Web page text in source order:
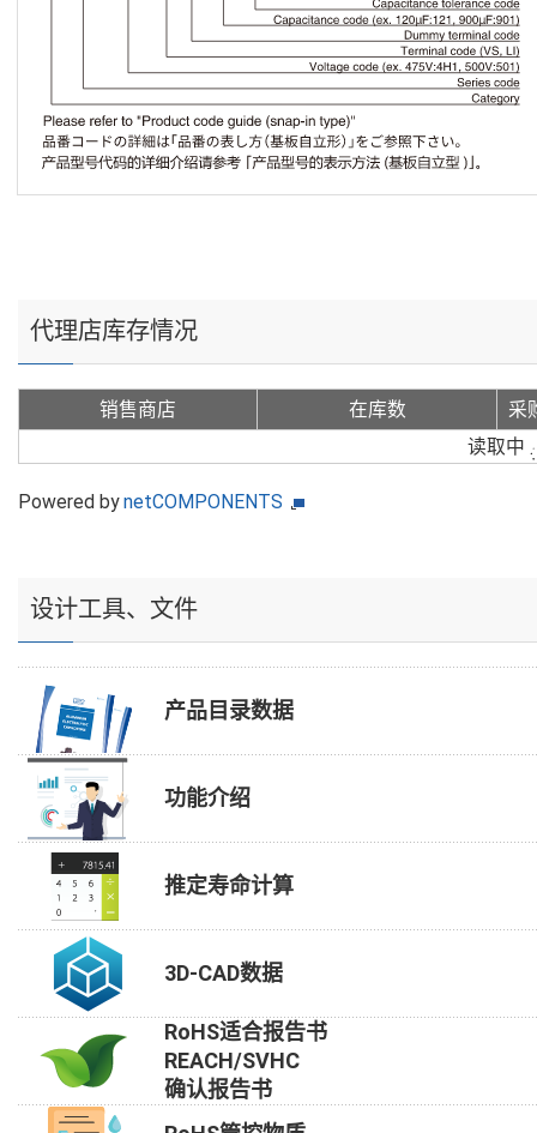
代理店库存情况
销售商店 在库数
采
读取中
Powered bynetCOMPONENTS
设计工具、文件
产品目录数据
功能介绍
推定寿命计算
3D-CAD数据
RoHS适合报告书
REACH/SVHC
确认报告书